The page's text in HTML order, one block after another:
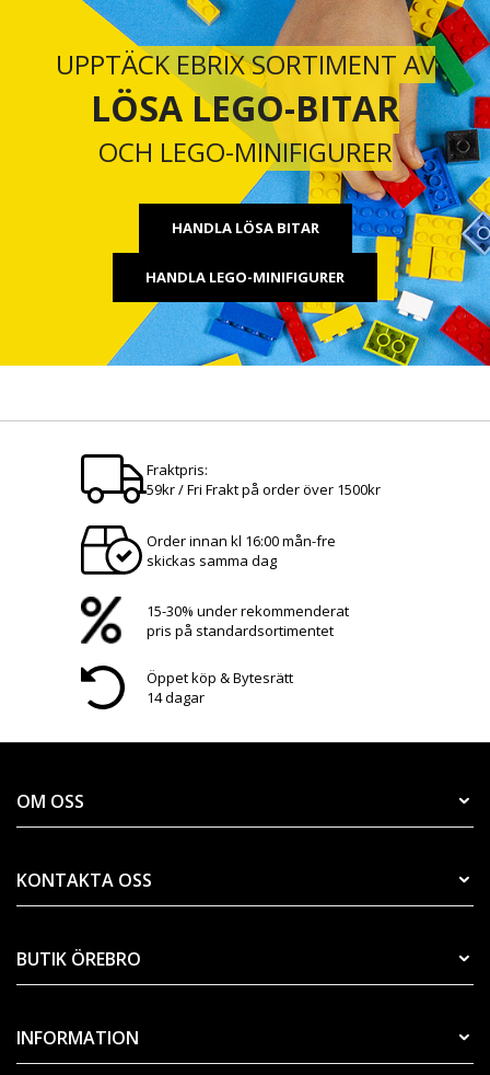
UPPTÄCK EBRIX SORTIMENT AV
LÖSA LEGO-BITAR
OCH LEGO-MINIFIGURER
HANDLA LÖSA BITAR
HANDLA LEGO-MINIFIGURER
Fraktpris:
59kr / Fri Frakt på order över 1500kr
Order innan kl 16:00 mån-fre
skickas samma dag
15-30% under rekommenderat
pris på standardsortimentet
Öppet köp & Bytesrätt
14 dagar
OM OSS
KONTAKTA OSS
BUTIK ÖREBRO
INFORMATION